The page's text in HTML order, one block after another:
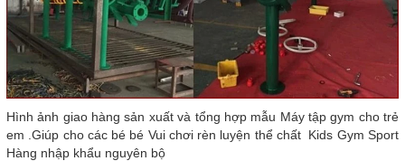
Hình ảnh giao hàng sản xuất và tổng hợp mẫu Máy tập gym cho trẻ
em .Giúp cho các bé bé Vui chơi rèn luyện thể chất Kids Gym Sport
Hàng nhập khẩu nguyên bộ